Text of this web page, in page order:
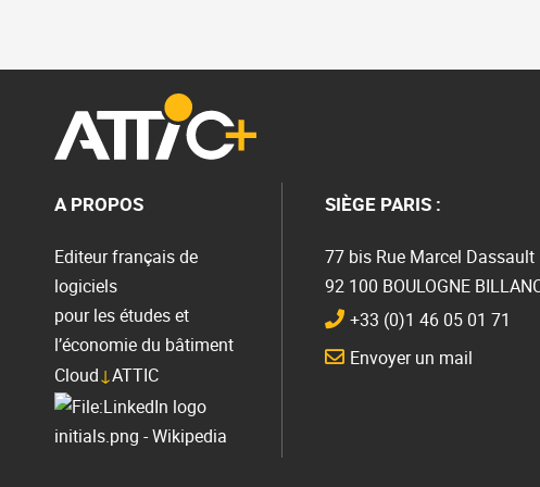
A PROPOS
Editeur français de
logiciels
pour les études et
l’économie du bâtiment
Cloud↓ATTIC
SIÈGE PARIS :
77 bis Rue Marcel Dassault
92 100 BOULOGNE
+33 (0)1 46 05 01 71
Envoyer un mail